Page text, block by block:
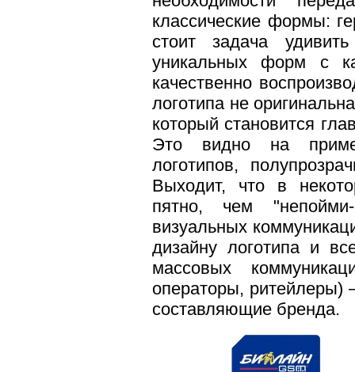
классические формы:
стоит задача
уникальных форм с
качественно
логотипа не
который становится
Это видно на
логотипов,
Выходит, что в
пятно, чем
визуальных
дизайну логотипа и
массовых
операторы, ритейлеры)
составляющие бренда.